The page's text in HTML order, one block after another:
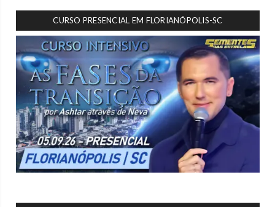
CURSO PRESENCIAL EM FLORIANÓPOLIS-SC